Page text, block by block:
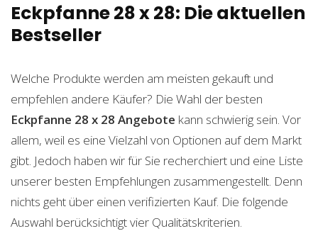
Eckpfanne 28 x 28: Die aktuellen
Bestseller
Welche Produkte werden am meisten gekauft und
empfehlen andere Käufer? Die Wahl der besten
Eckpfanne 28 x 28 Angebote kann schwierig sein. Vor
allem, weil es eine Vielzahl von Optionen auf dem Markt
gibt. Jedoch haben wir für Sie recherchiert und eine Liste
unserer besten Empfehlungen zusammengestellt. Denn
nichts geht über einen verifizierten Kauf. Die folgende
Auswahl berücksichtigt vier Qualitätskriterien.